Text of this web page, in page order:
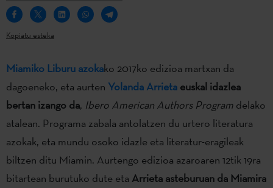
Kopiatu esteka
Miamiko Liburu azokako 2017ko edizioa martxan da
dagoeneko, eta aurten Yolanda Arrieta euskal idazlea
bertan izango da, Ibero American Authors Program delako
atalean. Programa zabala antolatzen du urtero literatura
azokak, eta mundu osoko idazle eta literatur-eragileak
biltzen ditu Miamin. Aurtengo edizioa azaroaren 12tik 19ra
bitartean burutuko dute eta Arrieta asteburuan da Miamira